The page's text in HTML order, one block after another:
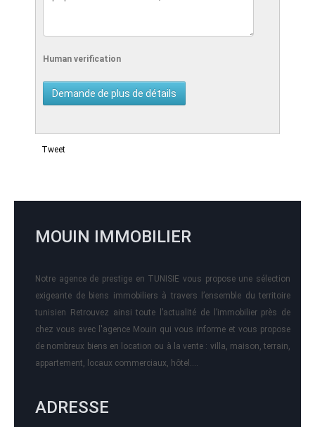
Human verification
Tweet
MOUIN IMMOBILIER
Notre agence de prestige en TUNISIE vous propose une sélection
exigeante de biens immobiliers à travers l’ensemble du territoire
tunisien Retrouvez ainsi toute l’actualité de l’immobilier près de
chez vous avec l'agence Mouin qui vous informe et vous propose
de nombreux biens en location ou à la vente : villa, maison, terrain,
appartement, locaux commerciaux, hôtel….
ADRESSE